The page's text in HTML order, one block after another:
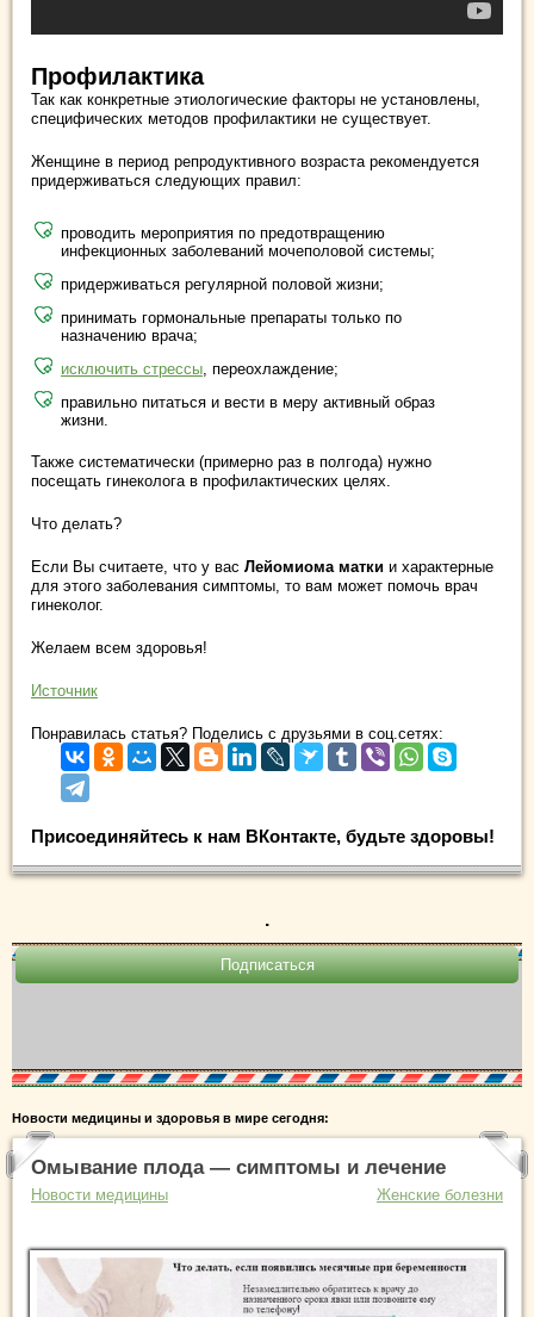
Профилактика
Так как конкретные этиологические факторы не установлены,
специфических методов профилактики не существует.
Женщине в период репродуктивного возраста рекомендуется
придерживаться следующих правил:
проводить мероприятия по предотвращению
инфекционных заболеваний мочеполовой системы;
придерживаться регулярной половой жизни;
принимать гормональные препараты только по
назначению врача;
исключить стрессы , переохлаждение;
правильно питаться и вести в меру активный образ
жизни.
Также систематически (примерно раз в полгода) нужно
посещать гинеколога в профилактических целях.
Что делать?
Если Вы считаете, что у вас Лейомиома матки и характерные
для этого заболевания симптомы, то вам может помочь врач
гинеколог.
Желаем всем здоровья!
Источник
Понравилась статья? Поделись с друзьями в соц.сетях:
Присоединяйтесь к нам ВКонтакте, будьте здоровы!
.
Новости медицины и здоровья в мире сегодня:
Омывание плода — симптомы и лечение
Новости медицины Женские болезни